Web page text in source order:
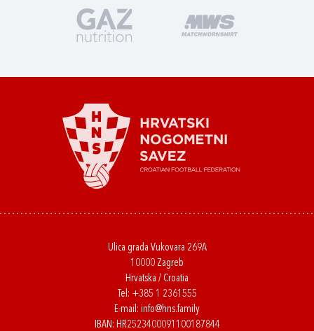
Ulica grada Vukovara 269A
10000 Zagreb
Hrvatska / Croatia
Tel: +385 1 2361555
E-mail: info@hns.family
IBAN: HR2523400091100187844